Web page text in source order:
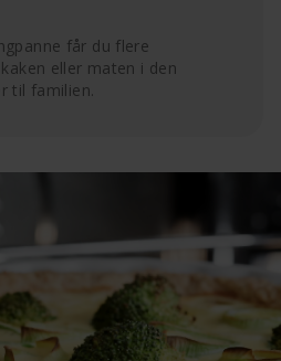
får du flere
eller maten i den
til familien.